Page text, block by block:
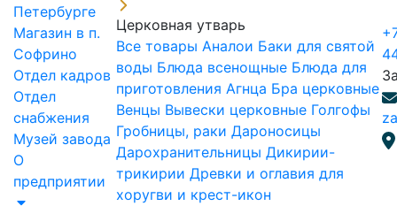
Петербурге
Магазин в п.
Софрино
Отдел кадров
Отдел
снабжения
Музей завода
О
предприятии
Церковная утварь
Все товары Аналои Баки для святой
воды Блюда всенощные Блюда для
приготовления Агнца Бра церковные
Венцы Вывески церковные Голгофы
Гробницы, раки Дароносицы
Дарохранительницы Дикирии-
трикирии Древки и оглавия для
хоругви и крест-икон